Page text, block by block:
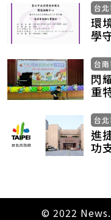
台
環
學
台
閃
重
台
進
功
© 2022 News.